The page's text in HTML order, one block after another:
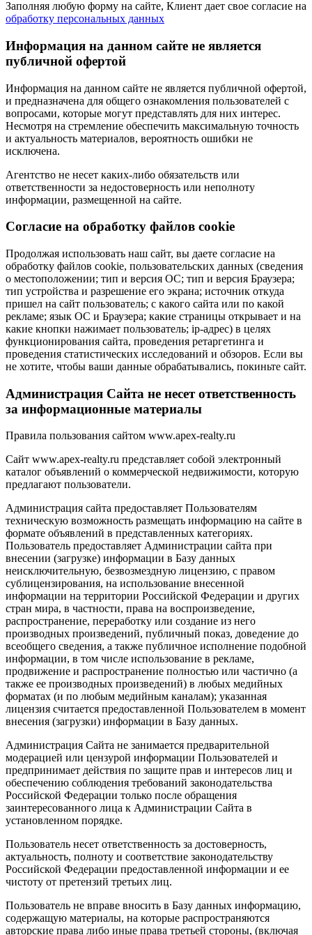
Заполняя любую форму на сайте, Клиент дает свое согласие на
обработку персональных данных
Информация на данном сайте не является
публичной офертой
Информация на данном сайте не является публичной офертой,
и предназначена для общего ознакомления пользователей с
вопросами, которые могут представлять для них интерес.
Несмотря на стремление обеспечить максимальную точность
и актуальность материалов, вероятность ошибки не
исключена.
Агентство не несет каких-либо обязательств или
ответственности за недостоверность или неполноту
информации, размещенной на сайте.
Cогласие на обработку файлов cookie
Продолжая использовать наш сайт, вы даете согласие на
обработку файлов cookie, пользовательских данных (сведения
о местоположении; тип и версия ОС; тип и версия Браузера;
тип устройства и разрешение его экрана; источник откуда
пришел на сайт пользователь; с какого сайта или по какой
рекламе; язык ОС и Браузера; какие страницы открывает и на
какие кнопки нажимает пользователь; ip-адрес) в целях
функционирования сайта, проведения ретаргетинга и
проведения статистических исследований и обзоров. Если вы
не хотите, чтобы ваши данные обрабатывались, покиньте сайт.
Администрация Сайта не несет ответственность
за информационные материалы
Правила пользования сайтом www.apex-realty.ru
Сайт www.apex-realty.ru представляет собой электронный
каталог объявлений о коммерческой недвижимости, которую
предлагают пользователи.
Администрация сайта предоставляет Пользователям
техническую возможность размещать информацию на сайте в
формате объявлений в представленных категориях.
Пользователь предоставляет Администрации сайта при
внесении (загрузке) информации в Базу данных
неисключительную, безвозмездную лицензию, с правом
сублицензирования, на использование внесенной
информации на территории Российской Федерации и других
стран мира, в частности, права на воспроизведение,
распространение, переработку или создание из него
производных произведений, публичный показ, доведение до
всеобщего сведения, а также публичное исполнение подобной
информации, в том числе использование в рекламе,
продвижение и распространение полностью или частично (а
также ее производных произведений) в любых медийных
форматах (и по любым медийным каналам); указанная
лицензия считается предоставленной Пользователем в момент
внесения (загрузки) информации в Базу данных.
Администрация Сайта не занимается предварительной
модерацией или цензурой информации Пользователей и
предпринимает действия по защите прав и интересов лиц и
обеспечению соблюдения требований законодательства
Российской Федерации только после обращения
заинтересованного лица к Администрации Сайта в
установленном порядке.
Пользователь несет ответственность за достоверность,
актуальность, полноту и соответствие законодательству
Российской Федерации предоставленной информации и ее
чистоту от претензий третьих лиц.
Пользователь не вправе вносить в Базу данных информацию,
содержащую материалы, на которые распространяются
авторские права либо иные права третьей стороны, (включая